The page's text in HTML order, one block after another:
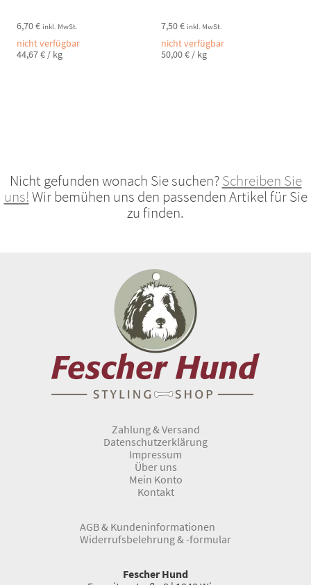
6,70€ inkl. MwSt.
nicht verfügbar
44,67€ / kg
7,50€ inkl. MwSt.
nicht verfügbar
50,00€ / kg
Nicht gefunden wonach Sie suchen?Schreiben Sie
uns!Wir bemühen uns den passenden Artikel für Sie
zu finden.
Zahlung & Versand
Datenschutzerklärung
Impressum
Über uns
Mein Konto
Kontakt
AGB & Kundeninformationen
Widerrufsbelehrung & -formular
Fescher Hund